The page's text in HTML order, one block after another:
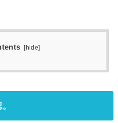
[hide]